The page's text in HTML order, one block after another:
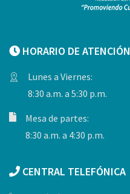
HORARIO DE ATENCIÓN
Lunes a Viernes:
8:30 a.m. a 5:30 p.m.
Mesa de partes:
8:30 a.m. a 4:30 p.m.
CENTRAL TELEFÓNICA